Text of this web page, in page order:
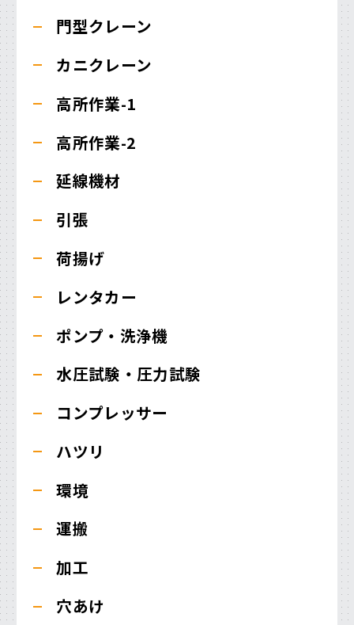
門型クレーン
カニクレーン
高所作業-1
高所作業-2
延線機材
引張
荷揚げ
レンタカー
ポンプ・洗浄機
水圧試験・圧力試験
コンプレッサー
ハツリ
環境
運搬
加工
穴あけ